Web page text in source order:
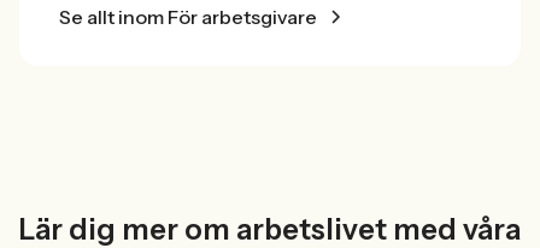
Se allt inom För arbetsgivare
Lär dig mer om arbetslivet med våra